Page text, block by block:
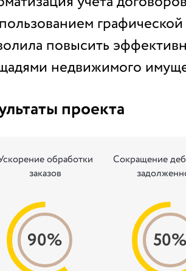
повысить
недвижимого
проекта
обработки
заказов
90%
Сокращение